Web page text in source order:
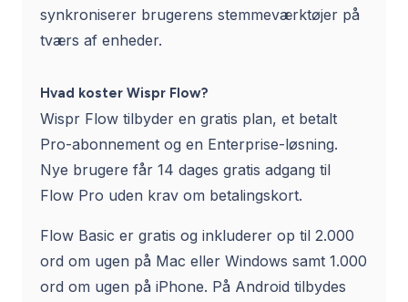
synkroniserer brugerens stemmeværktøjer på
tværs af enheder.
Hvad koster Wispr Flow?
Wispr Flow tilbyder en gratis plan, et betalt
Pro-abonnement og en Enterprise-løsning.
Nye brugere får 14 dages gratis adgang til
Flow Pro uden krav om betalingskort.
Flow Basic er gratis og inkluderer op til 2.000
ord om ugen på Mac eller Windows samt 1.000
ord om ugen på iPhone. På Android tilbydes